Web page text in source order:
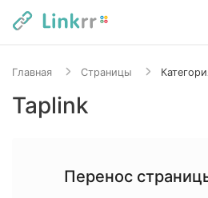
Главная Страницы
Taplink
Перенос